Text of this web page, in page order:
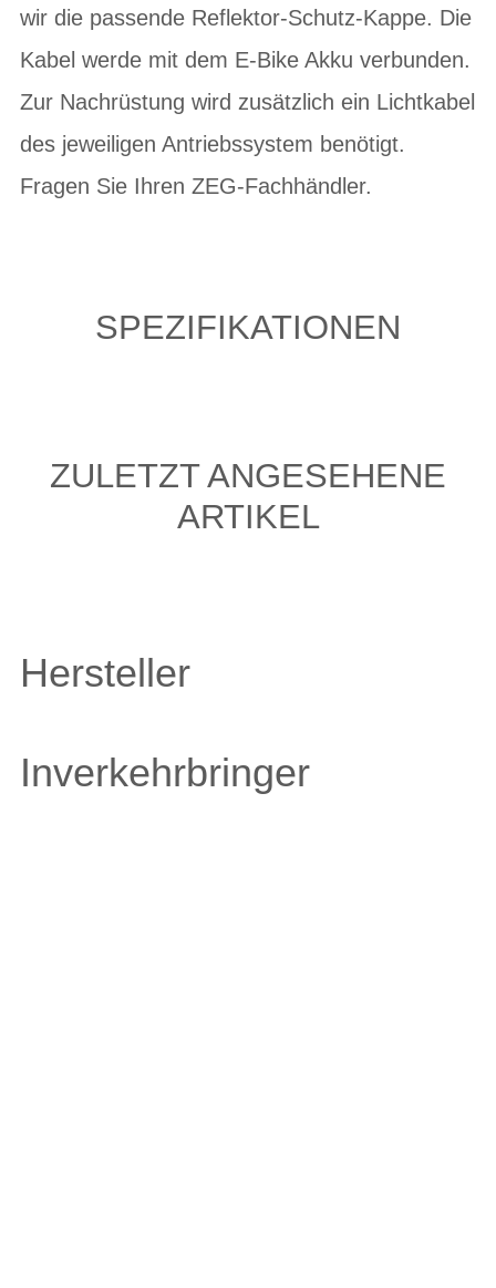
wir die passende Reflektor-Schutz-Kappe. Die
Kabel werde mit dem E-Bike Akku verbunden.
Zur Nachrüstung wird zusätzlich ein Lichtkabel
des jeweiligen Antriebssystem benötigt.
Fragen Sie Ihren ZEG-Fachhändler.
SPEZIFIKATIONEN
ZULETZT ANGESEHENE
ARTIKEL
Hersteller
Inverkehrbringer